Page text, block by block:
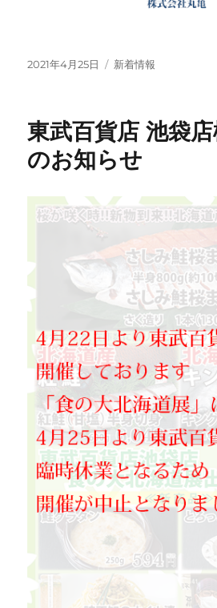
投
2021年4月25日
カ
ー
新着情報
東武百貨店 池袋
のお知らせ